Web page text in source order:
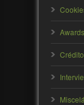
Awards